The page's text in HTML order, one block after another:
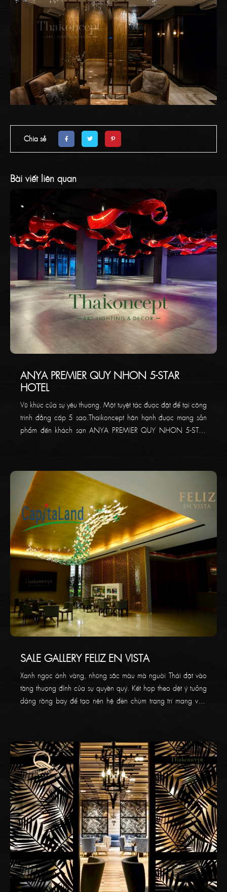
Chia sẻ
Bài viết liên quan
ANYA PREMIER QUY NHON 5-STAR
HOTEL
Vũ khúc của sự yêu thương. Một tuyệt tác được đặt để tại công
trình đẳng cấp 5 sao.Thaikoncept hân hạnh được mang sản
phẩm đến khách sạn ANYA PREMIER QUY NHON 5-STAR
SALE GALLERY FELIZ EN VISTA
Xanh ngọc ánh vàng, những sắc màu mà người Thái đặt vào
tầng thượng đỉnh của sự quyền quý. Kết hợp theo dệt ý tưởng
dáng rồng bay để tạo nên hệ đèn chùm trang trí mang vinh
trong cõi vân mây.